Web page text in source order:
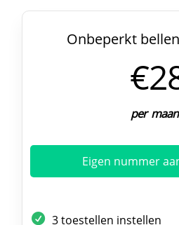
Onbeperkt
per
Eigen nummer
3 toestellen instellen